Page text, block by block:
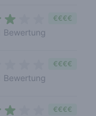
Bewertung
€€€€
Bewertung
€€€€
€€€€